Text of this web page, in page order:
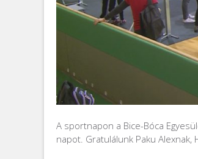
A sportnapon a Bice-Bóca
napot. Gratulálunk Paku Alexnak,